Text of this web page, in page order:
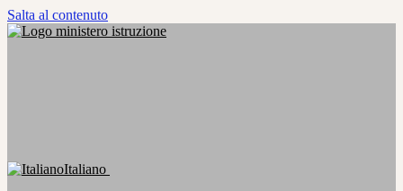
Salta al contenuto
Italiano